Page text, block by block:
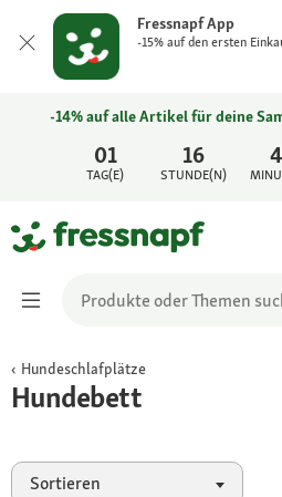
Fressnapf App
-15% auf den ersten
01
TAG(E)
16
STUNDE(N)
-14% auf alle Artikel für deine
Hundeschlafplätze
Hundebett
Sortieren